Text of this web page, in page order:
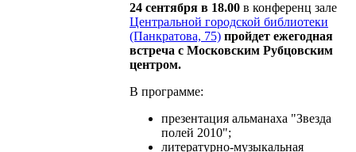
24 сентября в 18.00 в конференц зале
Центральной городской библиотеки
(Панкратова, 75) пройдет ежегодная
встреча с Московским Рубцовским
центром.
В программе:
презентация альманаха "Звезда
полей 2010";
литературно-музыкальная